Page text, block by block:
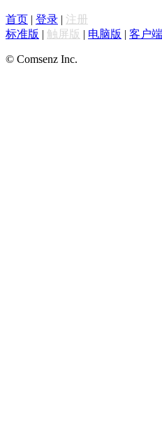
首页 | 登录 | 注册
标准版 | 触屏版 | 电脑版 | 客户端
© Comsenz Inc.